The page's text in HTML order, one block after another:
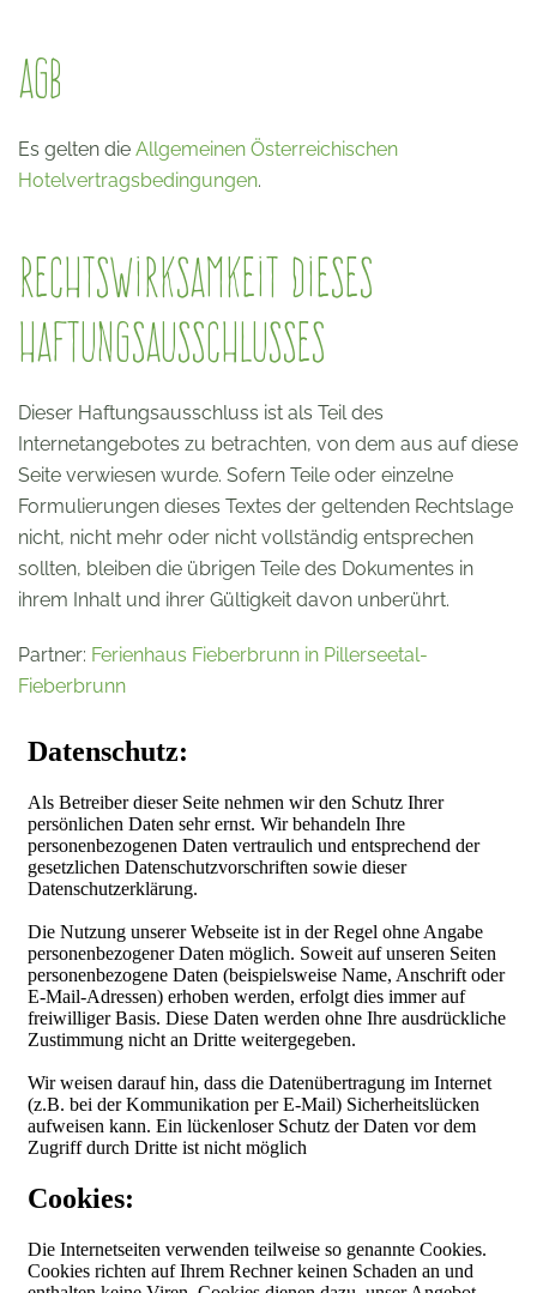
AGB
Es gelten die Allgemeinen Österreichischen
Hotelvertragsbedingungen.
Rechtswirksamkeit dieses
Haftungsausschlusses
Dieser Haftungsausschluss ist als Teil des
Internetangebotes zu betrachten, von dem aus auf diese
Seite verwiesen wurde. Sofern Teile oder einzelne
Formulierungen dieses Textes der geltenden Rechtslage
nicht, nicht mehr oder nicht vollständig entsprechen
sollten, bleiben die übrigen Teile des Dokumentes in
ihrem Inhalt und ihrer Gültigkeit davon unberührt.
Partner: Ferienhaus Fieberbrunn in Pillerseetal-
Fieberbrunn